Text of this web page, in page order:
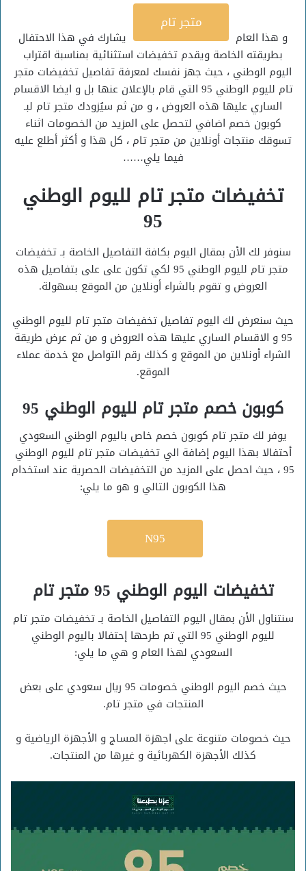
و هذا العام
متجر تام
يشارك في هذا الاحتفال
بطريقته الخاصة ويقدم تخفيضات استثنائية بمناسبة اقتراب
اليوم الوطني ، حيث جهز نفسك لمعرفة تفاصيل تخفيضات متجر
تام لليوم الوطني 95 التي قام بالإعلان عنها بل و ايضا الاقسام
الساري عليها هذه العروض ، و من ثم سيُزودك متجر تام لبـ
كوبون خصم اضافي لتحصل على المزيد من الخصومات اثناء
تسوقك منتجات أونلاين من متجر تام ، كل هذا و أكثر أطلع عليه
فيما يلي……
تخفيضات متجر تام لليوم الوطني
95
سنوفر لك الأن بمقال اليوم بكافة التفاصيل الخاصة بـ تخفيضات
متجر تام لليوم الوطني 95 لكي تكون على على بتفاصيل هذه
العروض و تقوم بالشراء أونلاين من الموقع بسهولة.
حيث سنعرض لك اليوم تفاصيل تخفيضات متجر تام لليوم الوطني
95 و الاقسام الساري عليها هذه العروض و من ثم عرض طريقة
الشراء أونلاين من الموقع و كذلك رقم التواصل مع خدمة عملاء
الموقع.
كوبون خصم متجر تام لليوم الوطني 95
يوفر لك متجر تام كوبون خصم خاص باليوم الوطني السعودي
أحتفالا بهذا اليوم إضافة الي تخفيضات متجر تام لليوم الوطني
95 ، حيث احصل على المزيد من التخفيضات الحصرية عند استخدام
هذا الكوبون التالي و هو ما يلي:
N95
تخفيضات اليوم الوطني 95 متجر تام
سنتناول الأن بمقال اليوم التفاصيل الخاصة بـ تخفيضات متجر تام
لليوم الوطني 95 التي تم طرحها إحتفالا باليوم الوطني
السعودي لهذا العام و هي ما يلي:
حيث خصم اليوم الوطني خصومات 95 ريال سعودي على بعض
المنتجات في متجر تام.
حيث خصومات متنوعة على اجهزة المساج و الأجهزة الرياضية و
كذلك الأجهزة الكهربائية و غيرها من المنتجات.